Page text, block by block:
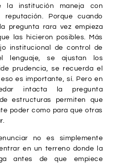
la institución maneja con
reputación. Porque cuando
pregunta rara vez empieza
las hicieron posibles. Más
institucional de control de
lenguaje, se ajustan los
prudencia, se recuerda el
es importante, sí. Pero en
intacta la pregunta
estructuras permiten que
poder como para que otras
no es simplemente
en un terreno donde la
antes de que empiece